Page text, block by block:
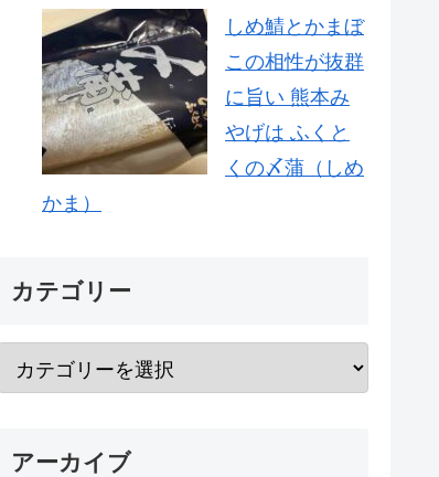
しめ鯖とかまぼ
この相性が抜群
に旨い 熊本み
やげは ふくと
くの〆蒲（しめ
かま）
カテゴリー
アーカイブ